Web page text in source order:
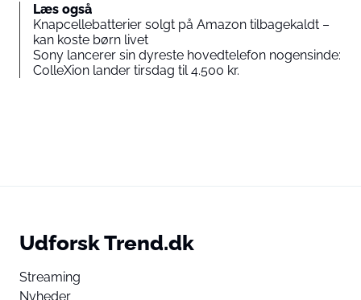
Læs også
Knapcellebatterier solgt på Amazon tilbagekaldt –
kan koste børn livet
Sony lancerer sin dyreste hovedtelefon nogensinde:
ColleXion lander tirsdag til 4.500 kr.
Udforsk Trend.dk
Streaming
Nyheder